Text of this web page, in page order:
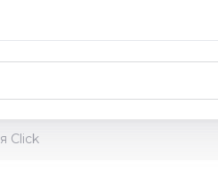
Click